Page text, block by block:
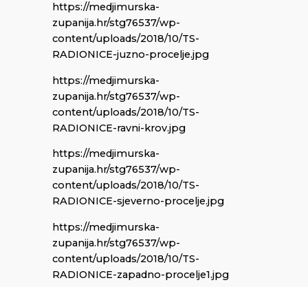
https://medjimurska-
zupanija.hr/stg76537/wp-
content/uploads/2018/10/TS-
RADIONICE-juzno-procelje.jpg
https://medjimurska-
zupanija.hr/stg76537/wp-
content/uploads/2018/10/TS-
RADIONICE-ravni-krov.jpg
https://medjimurska-
zupanija.hr/stg76537/wp-
content/uploads/2018/10/TS-
RADIONICE-sjeverno-procelje.jpg
https://medjimurska-
zupanija.hr/stg76537/wp-
content/uploads/2018/10/TS-
RADIONICE-zapadno-procelje1.jpg